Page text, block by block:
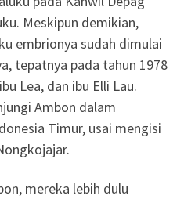
Meskipun demikian,
embrionya sudah dimulai
tepatnya pada tahun 1978
Lea, dan ibu Elli Lau.
Ambon dalam
Timur, usai mengisi
mereka lebih dulu